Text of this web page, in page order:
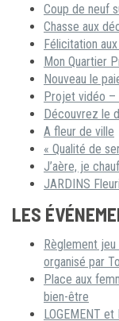
Coup de neuf
Chasse aux
Félicitation
Mon Quartier
Nouveau le
Projet vidéo –
Découvrez le
A fleur de ville
« Qualité de
J’aère, je
JARDINS
LES
Règlement
organisé par
Place aux
bien-être
LOGEMENT